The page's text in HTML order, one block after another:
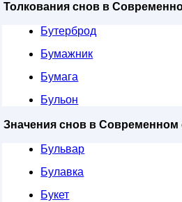
Толкования снов в
Бутерброд
Бумажник
Бумага
Бульон
Значения снов в Современном
Бульвар
Булавка
Букет